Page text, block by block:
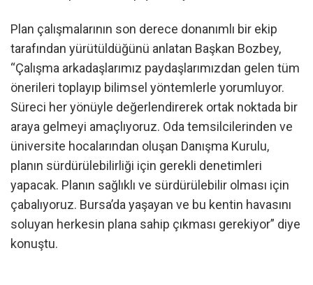
Plan çalışmalarının son derece donanımlı bir ekip
tarafından yürütüldüğünü anlatan Başkan Bozbey,
“Çalışma arkadaşlarımız paydaşlarımızdan gelen tüm
önerileri toplayıp bilimsel yöntemlerle yorumluyor.
Süreci her yönüyle değerlendirerek ortak noktada bir
araya gelmeyi amaçlıyoruz. Oda temsilcilerinden ve
üniversite hocalarından oluşan Danışma Kurulu,
planın sürdürülebilirliği için gerekli denetimleri
yapacak. Planın sağlıklı ve sürdürülebilir olması için
çabalıyoruz. Bursa’da yaşayan ve bu kentin havasını
soluyan herkesin plana sahip çıkması gerekiyor” diye
konuştu.